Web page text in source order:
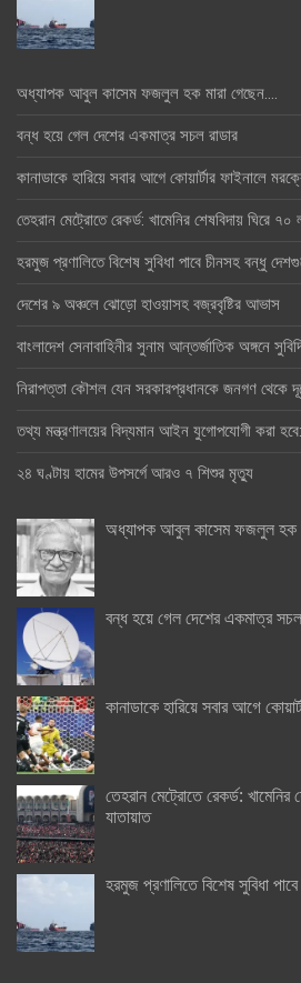
অধ্যাপক আবুল কাসেম ফজলুল হক মারা গেছেন….
বন্ধ হয়ে গেল দেশের একমাত্র সচল রাডার
কানাডাকে হারিয়ে সবার আগে কোয়ার্টার ফাইনালে
তেহরান মেট্রোতে রেকর্ড: খামেনির শেষবিদায় ঘিরে ৭০
হরমুজ প্রণালিতে বিশেষ সুবিধা পাবে চীনসহ বন্ধু
দেশের ৯ অঞ্চলে ঝোড়ো হাওয়াসহ বজ্রবৃষ্টির আভাস
বাংলাদেশ সেনাবাহিনীর সুনাম আন্তর্জাতিক অঙ্গনে
নিরাপত্তা কৌশল যেন সরকারপ্রধানকে জনগণ থেকে
তথ্য মন্ত্রণালয়ের বিদ্যমান আইন যুগোপযোগী করা
২৪ ঘণ্টায় হামের উপসর্গে আরও ৭ শিশুর মৃত্যু
অধ্যাপক আবুল কাসেম ফজলুল হক
বন্ধ হয়ে গেল দেশের একমাত্র সচল
কানাডাকে হারিয়ে সবার আগে
তেহরান মেট্রোতে রেকর্ড: খামেনির
যাতায়াত
হরমুজ প্রণালিতে বিশেষ সুবিধা